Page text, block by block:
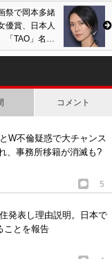
祭で岡本多緒
優賞、日本人
「TAO」名義
ル、ハリウッ
コメント
W不倫疑惑で大チャンス
、事務所移籍が消滅も?
5
発表し理由説明。日本で
ことを報告